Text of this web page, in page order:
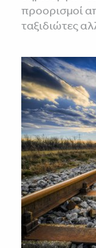
προορισμοί
ταξιδιώτες